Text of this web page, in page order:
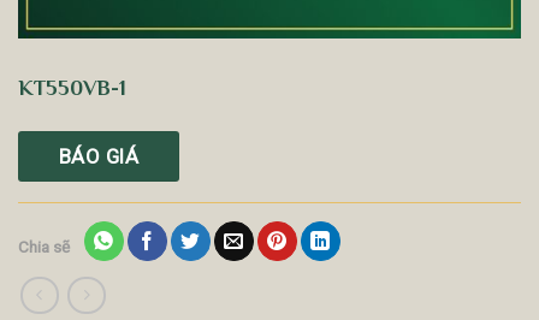
KT550VB-1
BÁO GIÁ
Chia sẽ